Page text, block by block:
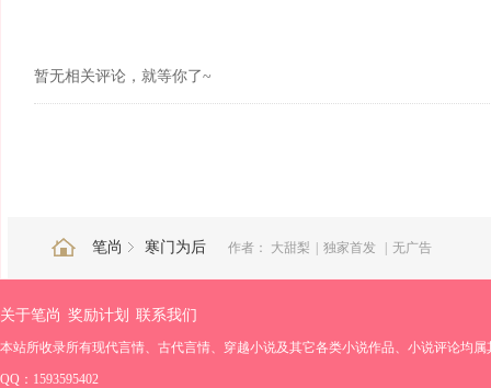
暂无相关评论，就等你了~
笔尚 寒门为后 作者： 大甜梨 | 独家首发 | 无广告
关于笔尚 奖励计划 联系我们
本站所收录所有现代言情、古代言情、穿越小说及其它各类小说作品、小说评论均
QQ：1593595402